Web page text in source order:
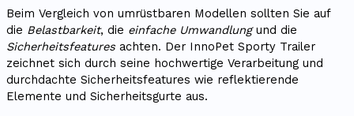
Beim Vergleich von umrüstbaren Modellen sollten Sie auf
die Belastbarkeit, die einfache Umwandlungund die
Sicherheitsfeatures achten. Der InnoPet Sporty Trailer
zeichnet sich durch seine hochwertige Verarbeitung und
durchdachte Sicherheitsfeatures wie reflektierende
Elemente und Sicherheitsgurte aus.